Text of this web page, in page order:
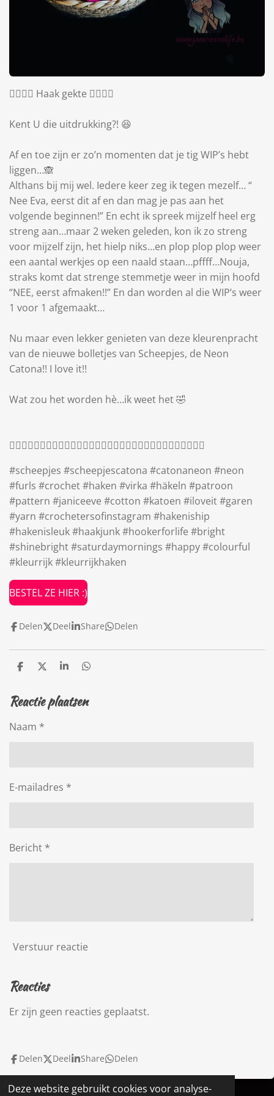
Deze website gebruikt cookies voor analyse-
😵‍💫😵‍💫 Haak gekte 😵‍💫😵‍💫
Kent U die uitdrukking?! 😆
Af en toe zijn er zo’n momenten dat je tig WIP’s hebt
liggen…🙈
Althans bij mij wel. Iedere keer zeg ik tegen mezelf… “
Nee Eva, eerst dit af en dan mag je pas aan het
volgende beginnen!” En echt ik spreek mijzelf heel erg
streng aan…maar 2 weken geleden, kon ik zo streng
voor mijzelf zijn, het hielp niks…en plop plop plop weer
een aantal werkjes op een naald staan…pffff…Nouja,
straks komt dat strenge stemmetje weer in mijn hoofd
“NEE, eerst afmaken!!” En dan worden al die WIP’s weer
1 voor 1 afgemaakt…
Nu maar even lekker genieten van deze kleurenpracht
van de nieuwe bolletjes van Scheepjes, de Neon
Catona!! I love it!!
Wat zou het worden hè…ik weet het 🤣
😵‍💫😵‍💫😵‍💫😵‍💫😵‍💫😵‍💫😵‍💫😵‍💫😵‍💫😵‍💫😵‍💫😵‍💫😵‍💫😵‍💫😵‍💫😵‍💫
#scheepjes #scheepjescatona #catonaneon #neon
#furls #crochet #haken #virka #häkeln #patroon
#pattern #janiceeve #cotton #katoen #iloveit #garen
#yarn #crochetersofinstagram #hakeniship
#hakenisleuk #haakjunk #hookerforlife #bright
#shinebright #saturdaymornings #happy #colourful
#kleurrijk #kleurrijkhaken
BESTEL ZE HIER :)
Delen Deel Share Delen
D
e
n
D
l
S
r
e
D
e
n
Reactie plaatsen
Naam *
E-mailadres *
Bericht *
Verstuur reactie
Reacties
Er zijn geen reacties geplaatst.
Delen Deel Share Delen